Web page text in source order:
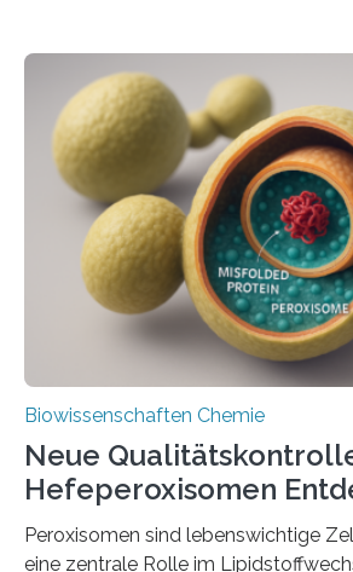
Biowissenschaften Chemie
Neue
Hefeperoxisomen
Peroxisomen sind lebenswichtige
eine zentrale Rolle im